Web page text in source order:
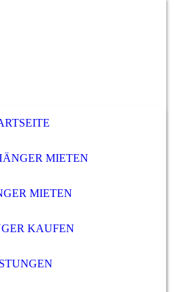
MIETEN
MIETEN
KAUFEN